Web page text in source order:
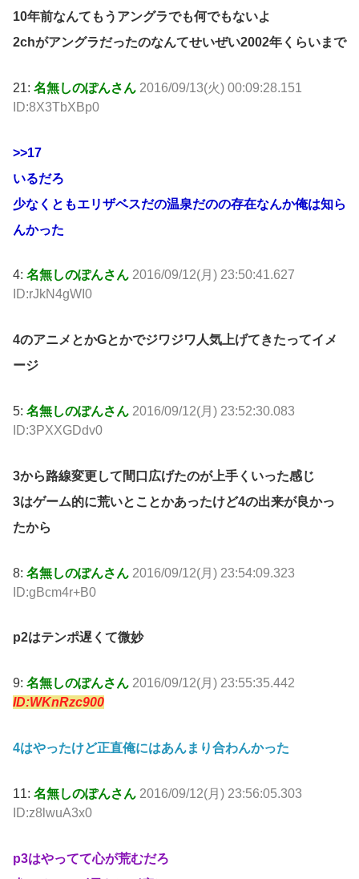
10年前なんてもうアングラでも何でもないよ
2chがアングラだったのなんてせいぜい2002年くらいまで
21: 名無しのぽんさん 2016/09/13(火) 00:09:28.151
ID:8X3TbXBp0
>>17
いるだろ
少なくともエリザベスだの温泉だのの存在なんか俺は知ら
んかった
4: 名無しのぽんさん 2016/09/12(月) 23:50:41.627
ID:rJkN4gWI0
4のアニメとかGとかでジワジワ人気上げてきたってイメ
ージ
5: 名無しのぽんさん 2016/09/12(月) 23:52:30.083
ID:3PXXGDdv0
3から路線変更して間口広げたのが上手くいった感じ
3はゲーム的に荒いとことかあったけど4の出来が良かっ
たから
8: 名無しのぽんさん 2016/09/12(月) 23:54:09.323
ID:gBcm4r+B0
p2はテンポ遅くて微妙
9: 名無しのぽんさん 2016/09/12(月) 23:55:35.442
ID:WKnRzc900
4はやったけど正直俺にはあんまり合わんかった
11: 名無しのぽんさん 2016/09/12(月) 23:56:05.303
ID:z8lwuA3x0
p3はやってて心が荒むだろ